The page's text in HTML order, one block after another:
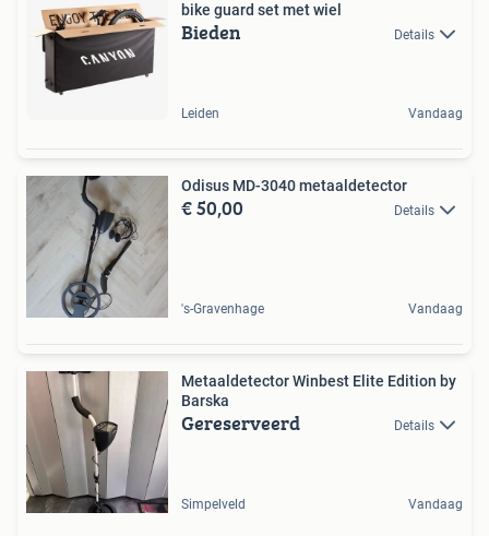
bike guard set met wiel
Bieden Details
Leiden Vandaag
Odisus MD-3040 metaaldetector
€ 50,00 Details
's-Gravenhage Vandaag
Metaaldetector Winbest Elite Edition by
Barska
Gereserveerd Details
Simpelveld Vandaag